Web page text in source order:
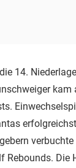
14.
Rebounds. Die